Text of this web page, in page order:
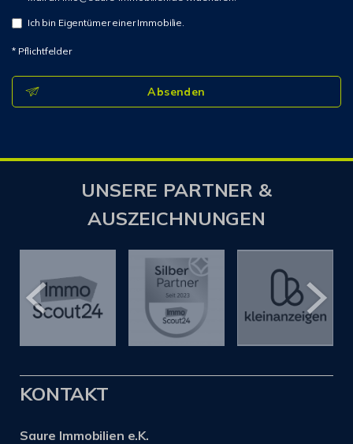
Ich bin Eigentümer einer Immobilie.
* Pflichtfelder
Absenden
UNSERE PARTNER &
AUSZEICHNUNGEN
KONTAKT
Saure Immobilien e.K.